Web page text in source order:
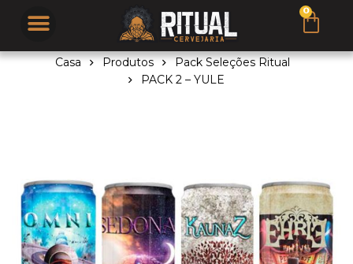
Casa Produtos
Pack Seleções Ritual
PACK 2 – YULE